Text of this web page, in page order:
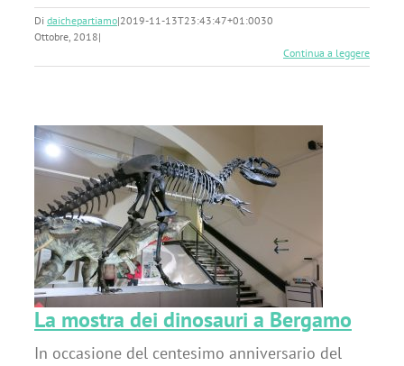
Di daichepartiamo|2019-11-13T23:43:47+01:0030
Ottobre, 2018|
Continua a leggere
La mostra dei dinosauri a Bergamo
In occasione del centesimo anniversario del